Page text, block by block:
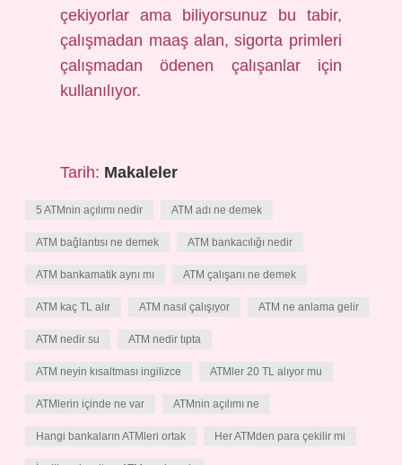
çekiyorlar ama biliyorsunuz bu tabir,
çalışmadan maaş alan, sigorta primleri
çalışmadan ödenen çalışanlar için
kullanılıyor.
Tarih: Makaleler
5 ATMnin açılımı nedir ATM adı ne demek
ATM bağlantısı ne demek ATM bankacılığı nedir
ATM bankamatik aynı mı ATM çalışanı ne demek
ATM kaç TL alır ATM nasıl çalışıyor ATM ne anlama gelir
ATM nedir su ATM nedir tıpta
ATM neyin kısaltması ingilizce ATMler 20 TL alıyor mu
ATMlerin içinde ne var ATMnin açılımı ne
Hangi bankaların ATMleri ortak Her ATMden para çekilir mi